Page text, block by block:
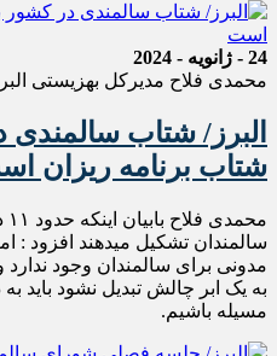
24 - ژانویه - 2024
محمدی فلاح مدیرکل بهزیستی
البرز/ شتاب سالمندی
شتاب برنامه ریزان
سالمندان تشکیل میدهند افزود :
مدونی برای سالمندان وجود ندارد
به یک ابر چالش تبدیل نشود باید
مسیله باشیم.